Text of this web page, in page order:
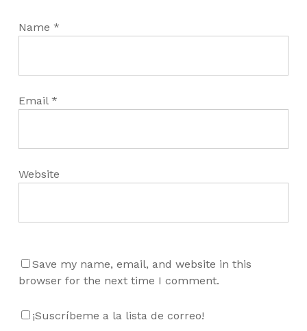
Name *
Email *
Website
Save my name, email, and website in this
browser for the next time I comment.
¡Suscríbeme a la lista de correo!